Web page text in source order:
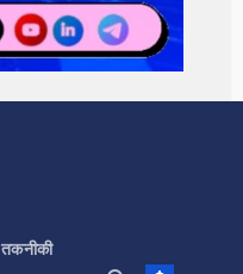
तकनीकी